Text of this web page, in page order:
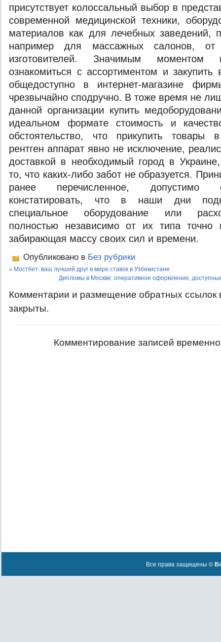
присутствует колоссальный выбор в
современной медицинской техники,
материалов как для лечебных заведений,
например для массажных салонов, от
изготовителей. Значимым
ознакомиться с ассортиментом и закупить
общедоступно в интернет-магазине
чрезвычайно сподручно. В тоже время не
данной организации купить
идеальном формате стоимость и
обстоятельство, что прикупить товары
рентген аппарат явно не исключение,
доставкой в необходимый город в Украине,
то, что каких-либо забот не образуется.
ранее перечисленное, допустимо
констатировать, что в наши дни
специальное оборудование или
полностью независимо от их типа точно
забирающая массу своих сил и времени.
Опубликовано в Без рубрики
« Мостбет: ваш лучший друг в мире ставок в Узбекистане
Дипломы в Москве: оперативное оформление,
Комментарии и размещение обратных ссылок
закрыты.
Комментирование записей
Все права защищены ©